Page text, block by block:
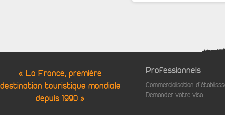
« La France, première
destination touristique mondiale
depuis 1990 »
Professionnels
Commercialisation
Demander votre visa